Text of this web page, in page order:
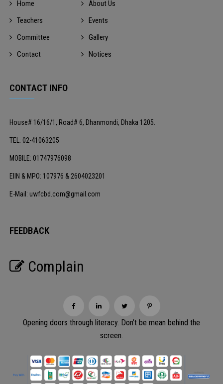
Home
About Us
Teachers
Events
Committee
Gallery
Contact
Notices
CONTACT INFO
House# 16/16/1, Road# 6, Dhanmondi, Dhaka 1205.
TEL: 02-41063205
MOBILE: 01747976098
EIIN & MPO: 107976 & 2604023201
E-Mail: uwfcbd.com@gmail.com
FEEDBACK
Complain
Opening doors through literacy. Don’t be mean behind the
screen.